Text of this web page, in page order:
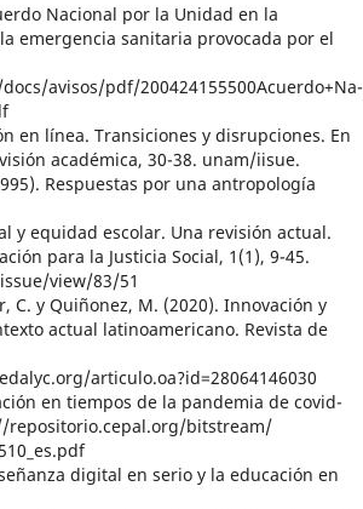
Nacional por la Unidad en la
emergencia sanitaria provocada por el
avisos/pdf/200424155500Acuerdo+Na-
en línea. Transiciones y disrupciones. En
académica, 30-38. unam/iisue.
Respuestas por una antropología
y equidad escolar. Una revisión actual.
para la Justicia Social, 1(1), 9-45.
view/83/51
C. y Quiñonez, M. (2020). Innovación y
actual latinoamericano. Revista de
articulo.oa?id=28064146030
en tiempos de la pandemia de covid-
repositorio.cepal.org/bitstream/
digital en serio y la educación en